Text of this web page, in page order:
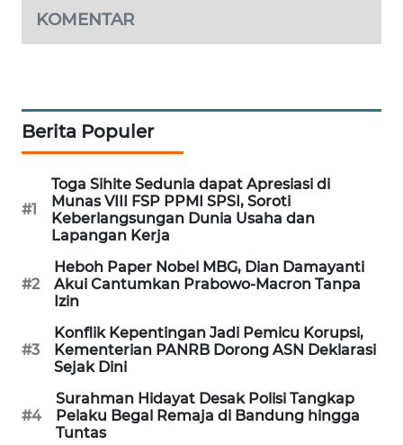
KOMENTAR
Berita Populer
#1
Toga Sihite Sedunia dapat Apresiasi di
Munas VIII FSP PPMI SPSI, Soroti
Keberlangsungan Dunia Usaha dan
Lapangan Kerja
#2
Heboh Paper Nobel MBG, Dian Damayanti
Akui Cantumkan Prabowo-Macron Tanpa
Izin
#3
Konflik Kepentingan Jadi Pemicu Korupsi,
Kementerian PANRB Dorong ASN Deklarasi
Sejak Dini
#4
Surahman Hidayat Desak Polisi Tangkap
Pelaku Begal Remaja di Bandung hingga
Tuntas
FORJASIDA
SITUNGIR
SIDIKALANG
NEWS
SIBARAGAS
NEWS
METRO
SIANTAR
METRO